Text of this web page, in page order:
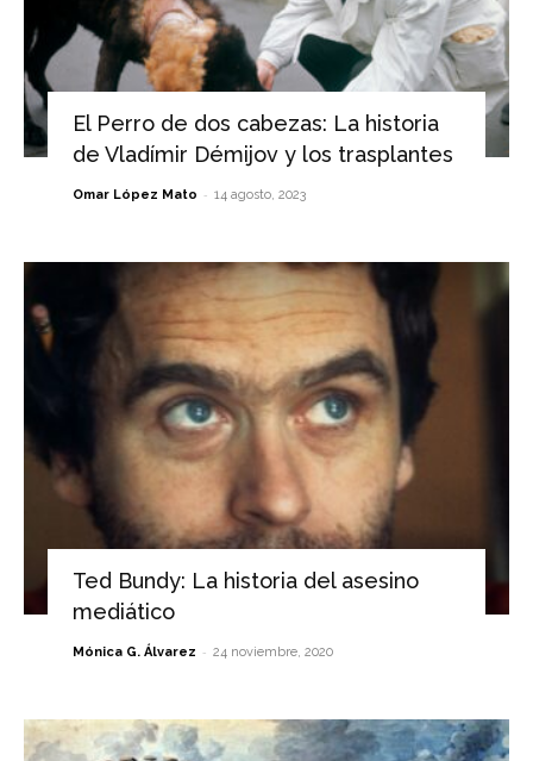
El Perro de dos cabezas: La historia
de Vladímir Démijov y los trasplantes
Omar López Mato - 14 agosto, 2023
Ted Bundy: La historia del asesino
mediático
Mónica G. Álvarez - 24 noviembre, 2020